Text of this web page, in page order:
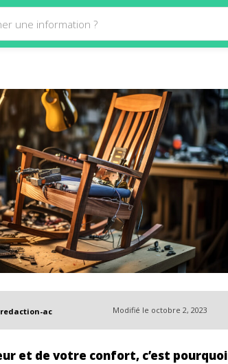
une information ?
redaction-ac Modifié le octobre 2, 2023
et de votre confort, c’est pourquoi